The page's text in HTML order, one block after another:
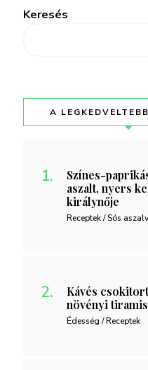
Keresés
A
Színes-
aszalt, nyers
királynője
Receptek / Sós
Kávés
növényi
Édesség / Receptek